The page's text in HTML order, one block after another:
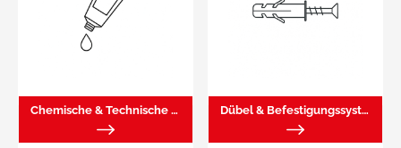
Chemische & Technische Produkte Dübel & Befestigungssysteme